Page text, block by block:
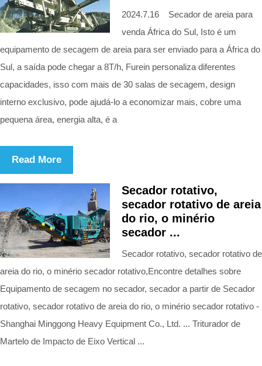
2024.7.16 Secador de areia para
venda África do Sul, Isto é um
equipamento de secagem de areia para ser enviado para a África do
Sul, a saída pode chegar a 8T/h, Furein personaliza diferentes
capacidades, isso com mais de 30 salas de secagem, design
interno exclusivo, pode ajudá-lo a economizar mais, cobre uma
pequena área, energia alta, é a
Read More
Secador rotativo,
secador rotativo de areia
do rio, o minério
secador ...
Secador rotativo, secador rotativo de
areia do rio, o minério secador rotativo,Encontre detalhes sobre
Equipamento de secagem no secador, secador a partir de Secador
rotativo, secador rotativo de areia do rio, o minério secador rotativo -
Shanghai Minggong Heavy Equipment Co., Ltd. ... Triturador de
Martelo de Impacto de Eixo Vertical ...